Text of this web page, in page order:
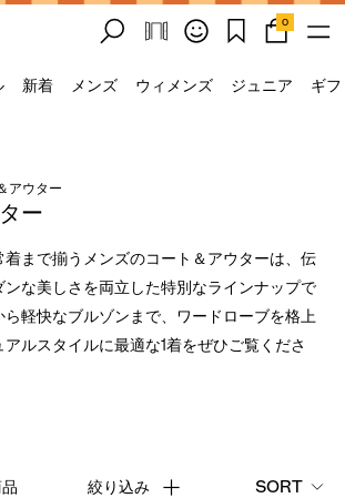
0
新着 メンズ ウィメンズ ジュニア ギ
アウター
ー
まで揃うメンズのコート＆アウターは、伝
な美しさを両立した特別なラインナップで
軽快なブルゾンまで、ワードローブを格上
ルスタイルに最適な1着をぜひご覧くださ
絞り込み SORT